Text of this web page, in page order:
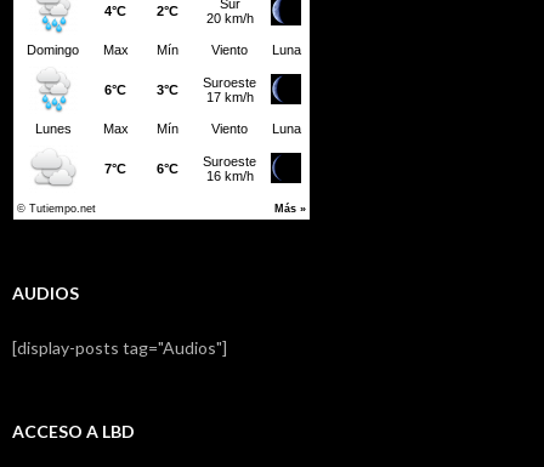
AUDIOS
[display-posts tag="Audios"]
ACCESO A LBD